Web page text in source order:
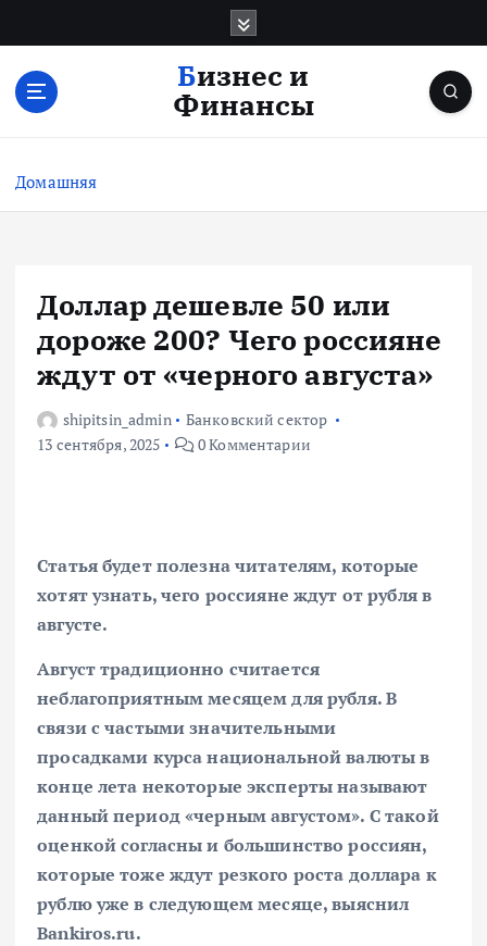
с
Бизнес и
Финансы
Домашняя
Доллар дешевле 50 или
дороже 200? Чего россияне
ждут от «черного августа»
shipitsin_admin
Банковский сектор
13 сентября, 2025
0 Комментарии
Статья будет полезна читателям, которые
хотят узнать, чего россияне ждут от рубля в
августе.
Август традиционно считается
неблагоприятным месяцем для рубля. В
связи с частыми значительными
просадками курса национальной валюты в
конце лета некоторые эксперты называют
данный период «черным августом». С такой
оценкой согласны и большинство россиян,
которые тоже ждут резкого роста доллара к
рублю уже в следующем месяце, выяснил
Bankiros.ru.